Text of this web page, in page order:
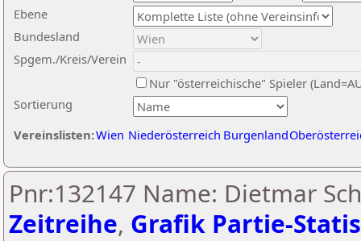
Ebene
Sortierung
Bundesland
Spgem./Kreis/Verein
Nur "österreichische" Spieler
Vereinslisten:Wien Niederösterreich Burgenland
Pnr:132147 Name: Dietmar
Zeitreihe, Grafik Partie-